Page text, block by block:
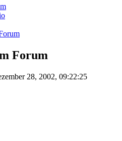
Forum
28, 2002, 09:22:25